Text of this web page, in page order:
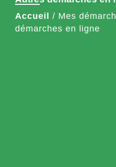
Accueil / Mes
démarches en ligne